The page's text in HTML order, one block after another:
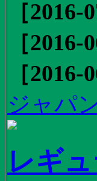
［2016-
［2016-
［2016-
ジャパ
レギ